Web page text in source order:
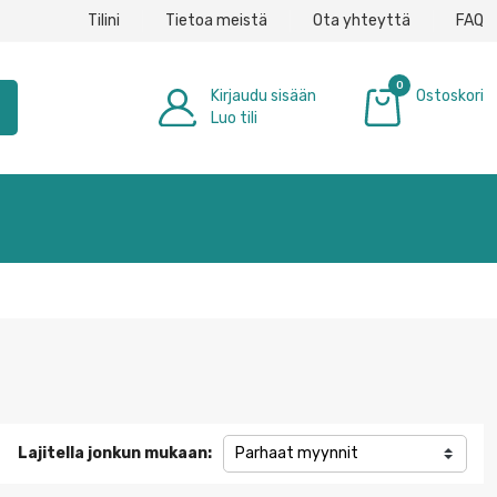
Tilini Tietoa meistä Ota yhteyttä FAQ
Kirjaudu sisään
Luo tili
0
Ostoskori
Lajitella jonkun mukaan: Parhaat myynnit